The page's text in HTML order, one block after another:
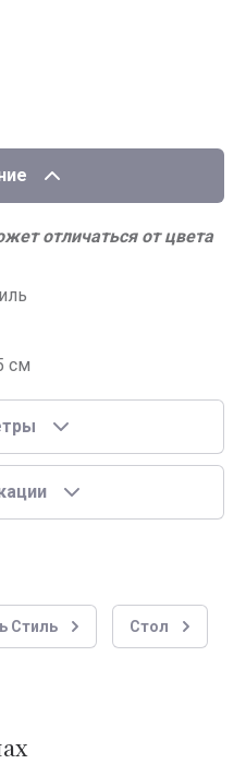
отличаться от цвета
см
Стиль Стол